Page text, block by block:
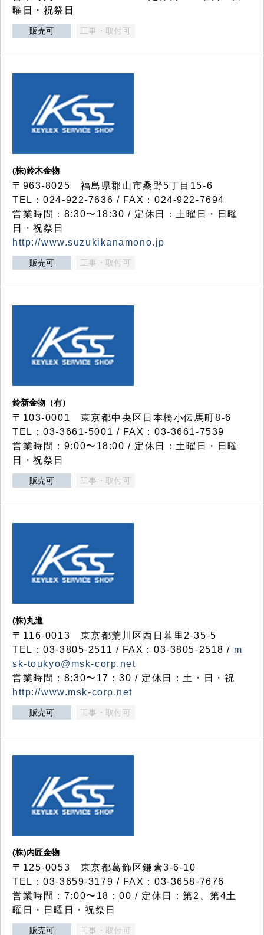
曜日・祝祭日
販売可 工事・取付可
(株)鈴木金物
〒963-8025 福島県郡山市桑野5丁目15-6
TEL：024-922-7636 / FAX：024-922-7694
営業時間：8:30〜18:30 / 定休日：土曜日・日曜
日・祝祭日
http://www.suzukikanamono.jp
販売可 工事・取付可
鈴新金物（有）
〒103-0001 東京都中央区日本橋小伝馬町8-6
TEL：03-3661-5001 / FAX：03-3661-7539
営業時間：9:00〜18:00 / 定休日：土曜日・日曜
日・祝祭日
販売可 工事・取付可
(株)丸進
〒116-0013 東京都荒川区西日暮里2-35-5
TEL：03-3805-2511 / FAX：03-3805-2518 / m
sk-toukyo@msk-corp.net
営業時間：8:30〜17：30 / 定休日：土・日・祝
http://www.msk-corp.net
販売可 工事・取付可
(株)内匠金物
〒125-0053 東京都葛飾区鎌倉3-6-10
TEL：03-3659-3179 / FAX：03-3658-7676
営業時間：7:00〜18：00 / 定休日：第2、第4土
曜日・日曜日・祝祭日
販売可 工事・取付可